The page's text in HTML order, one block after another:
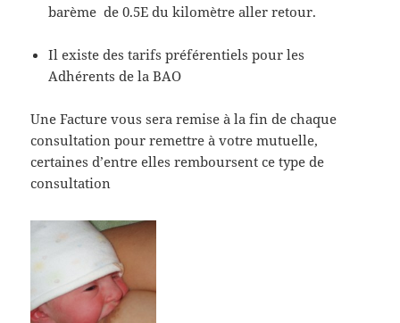
barème de 0.5E du kilomètre aller retour.
Il existe des tarifs préférentiels pour les
Adhérents de la BAO
Une Facture vous sera remise à la fin de chaque
consultation pour remettre à votre mutuelle,
certaines d’entre elles remboursent ce type de
consultation